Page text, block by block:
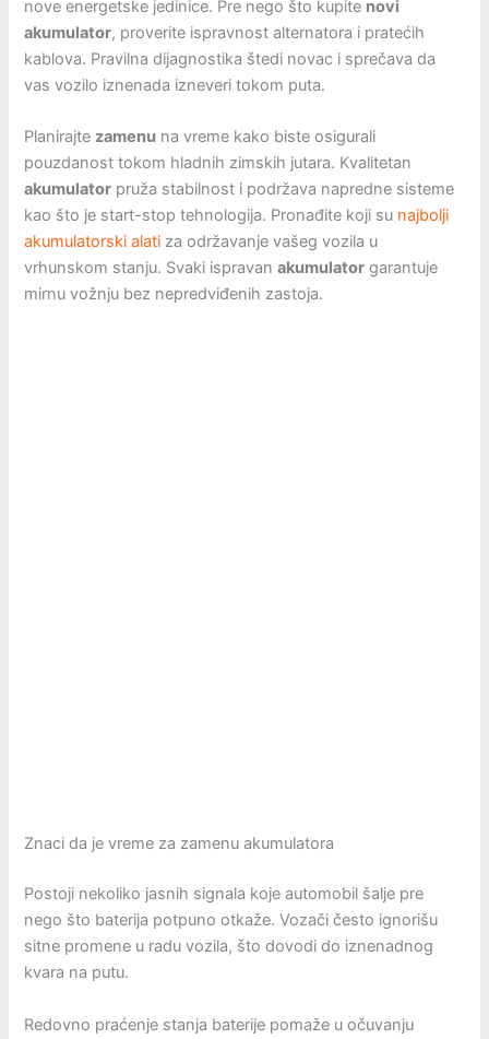
nove energetske jedinice. Pre nego što kupite novi
akumulator, proverite ispravnost alternatora i pratećih
kablova. Pravilna dijagnostika štedi novac i sprečava da
vas vozilo iznenada izneveri tokom puta.
Planirajte zamenu na vreme kako biste osigurali
pouzdanost tokom hladnih zimskih jutara. Kvalitetan
akumulator pruža stabilnost i podržava napredne sisteme
kao što je start-stop tehnologija. Pronađite koji su najbolji
akumulatorski alati za održavanje vašeg vozila u
vrhunskom stanju. Svaki ispravanakumulator garantuje
mirnu vožnju bez nepredviđenih zastoja.
Znaci da je vreme za zamenu akumulatora
Postoji nekoliko jasnih signala koje automobil šalje pre
nego što baterija potpuno otkaže. Vozači često ignorišu
sitne promene u radu vozila, što dovodi do iznenadnog
kvara na putu.
Redovno praćenje stanja baterije pomaže u očuvanju